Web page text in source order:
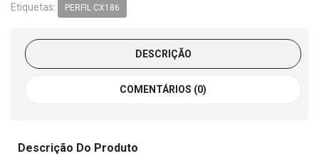
Etiquetas: PERFIL CX186
DESCRIÇÃO
COMENTÁRIOS (0)
Descrição Do Produto